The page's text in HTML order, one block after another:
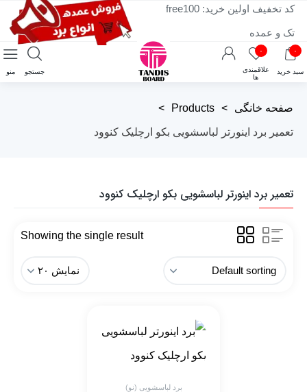
کد تخفیف اولین خرید: free100
تک و عمده
۰
سبد خرید
۰
علاقمندی
ها
منو جستجو
صفحه خانگی >
Products
>
تعمیر برد اینورتر لباسشویی بکو ارچلیک کنوود
تعمیر برد اینورتر لباسشویی بکو ارچلیک کنوود
Showing the single result
برد لباسشویی (نو)